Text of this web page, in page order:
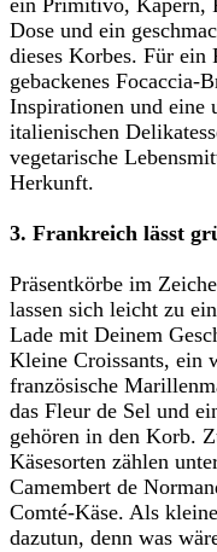
Dose und ein
dieses Korbes. Für ein
gebackenes Focaccia-
Inspirationen und eine
italienischen
vegetarische
Herkunft.
3. Frankreich lässt
Präsentkörbe im
lassen sich leicht zu
Lade mit Deinem
Kleine Croissants, ein
französische
das Fleur de Sel und
gehören in den Korb.
Käsesorten zählen
Camembert de
Comté-Käse. Als
dazutun, denn was